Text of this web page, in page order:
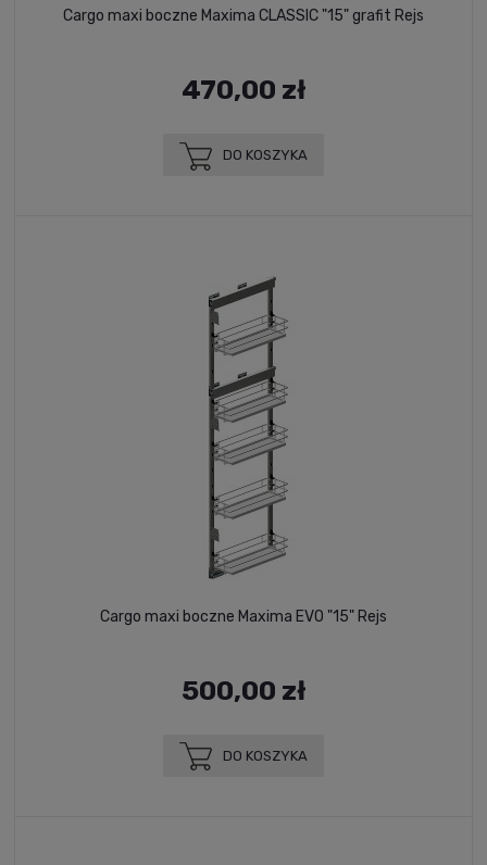
Cargo maxi boczne Maxima CLASSIC "15" grafit Rejs
470,00 zł
DO KOSZYKA
Cargo maxi boczne Maxima EVO "15" Rejs
500,00 zł
DO KOSZYKA